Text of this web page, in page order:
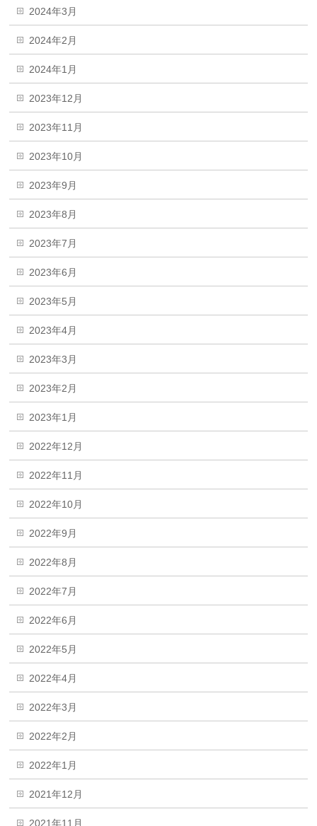
2024年3月
2024年2月
2024年1月
2023年12月
2023年11月
2023年10月
2023年9月
2023年8月
2023年7月
2023年6月
2023年5月
2023年4月
2023年3月
2023年2月
2023年1月
2022年12月
2022年11月
2022年10月
2022年9月
2022年8月
2022年7月
2022年6月
2022年5月
2022年4月
2022年3月
2022年2月
2022年1月
2021年12月
2021年11月